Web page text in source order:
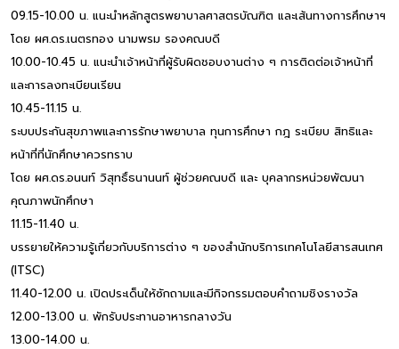
09.15-10.00 น. แนะนำหลักสูตรพยาบาลศาสตรบัณฑิต และเส้นทางการศึกษาฯ
โดย ผศ.ดร.เนตรทอง นามพรม รองคณบดี
10.00-10.45 น. แนะนำเจ้าหน้าที่ผู้รับผิดชอบงานต่าง ๆ การติดต่อเจ้าหน้าที่
และการลงทะเบียนเรียน
10.45-11.15 น.
ระบบประกันสุขภาพและการรักษาพยาบาล ทุนการศึกษา กฎ ระเบียบ สิทธิและ
หน้าที่ที่นักศึกษาควรทราบ
โดย ผศ.ดร.อนนท์ วิสุทธิ์ธนานนท์ ผู้ช่วยคณบดี และ บุคลากรหน่วยพัฒนา
คุณภาพนักศึกษา
11.15-11.40 น.
บรรยายให้ความรู้เกี่ยวกับบริการต่าง ๆ ของสำนักบริการเทคโนโลยีสารสนเทศ
(ITSC)
11.40-12.00 น. เปิดประเด็นให้ซักถามและมีกิจกรรมตอบคำถามชิงรางวัล
12.00-13.00 น. พักรับประทานอาหารกลางวัน
13.00-14.00 น.